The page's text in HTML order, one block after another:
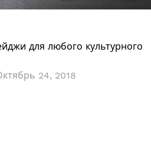
для любого культурного
24, 2018